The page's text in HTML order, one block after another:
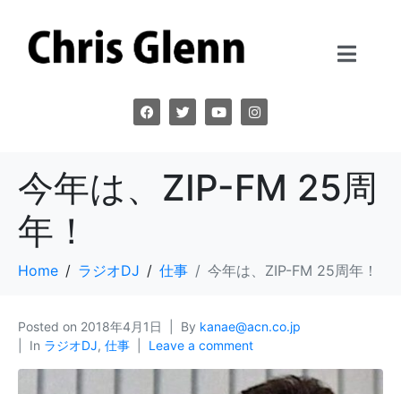
今年は、ZIP-FM 25周
年！
Home ラジオDJ 仕事 今年は、ZIP-FM 25周年！
Posted on 2018年4月1日 By kanae@acn.co.jp
In ラジオDJ, 仕事 Leave a comment